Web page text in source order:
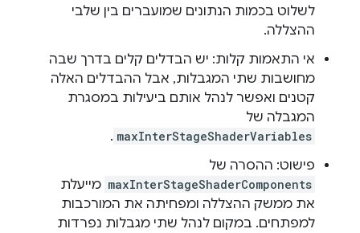
לשלוט בכמות הנתונים שמועברים בין שלבי
ההצללה.
אי התאמות קלות: יש הבדלים קלים בדרך שבה
מחושבות שתי המגבלות, אבל ההבדלים האלה
קטנים ואפשר לנהל אותם ביעילות במסגרת
המגבלה של
maxInterStageShaderVariables
.
פישוט: ההסרה של
maxInterStageShaderComponents מייעלת
את ממשק ההצללה ומפחיתה את המורכבות
למפתחים. במקום לנהל שתי מגבלות נפרדות